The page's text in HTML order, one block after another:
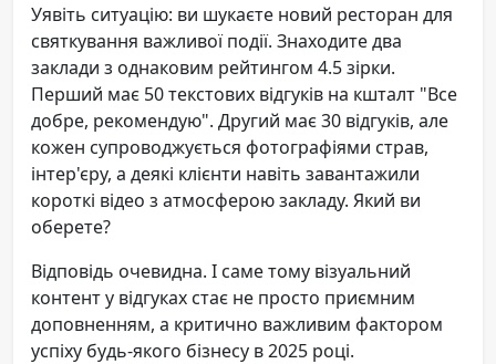
Уявіть ситуацію: ви шукаєте новий ресторан для
святкування важливої події. Знаходите два
заклади з однаковим рейтингом 4.5 зірки.
Перший має 50 текстових відгуків на кшталт "Все
добре, рекомендую". Другий має 30 відгуків, але
кожен супроводжується фотографіями страв,
інтер'єру, а деякі клієнти навіть завантажили
короткі відео з атмосферою закладу. Який ви
оберете?
Відповідь очевидна. І саме тому візуальний
контент у відгуках стає не просто приємним
доповненням, а критично важливим фактором
успіху будь-якого бізнесу в 2025 році.